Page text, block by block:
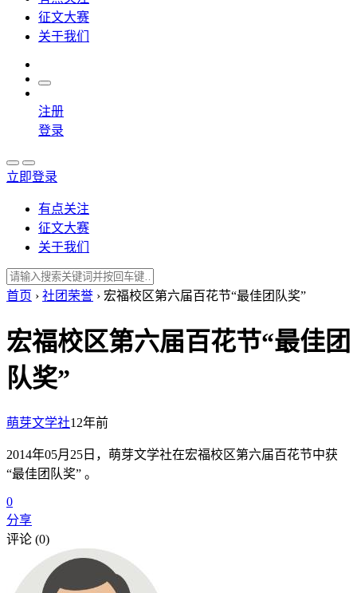
征文大赛
关于我们
注册
登录
立即登录
有点关注
征文大赛
关于我们
首页 › 社团荣誉 › 宏福校区第六届百花节“最佳团队奖”
宏福校区第六届百花节“最佳团
队奖”
萌芽文学社12年前
2014年05月25日，萌芽文学社在宏福校区第六届百花节中获
“最佳团队奖” 。
0
分享
评论 (0)